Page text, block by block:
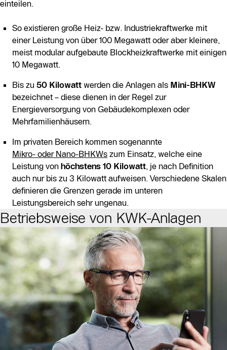
einteilen.
So existieren große Heiz- bzw. Industriekraftwerke mit
einer Leistung von über 100 Megawatt oder aber kleinere,
meist modular aufgebaute Blockheizkraftwerke mit einigen
10 Megawatt.
Bis zu 50 Kilowatt werden die Anlagen als Mini-BHKW
bezeichnet – diese dienen in der Regel zur
Energieversorgung von Gebäudekomplexen oder
Mehrfamilienhäusern.
Im privaten Bereich kommen sogenannte
Mikro- oder Nano-BHKWs zum Einsatz, welche eine
Leistung von höchstens 10 Kilowatt, je nach Definition
auch nur bis zu 3 Kilowatt aufweisen. Verschiedene Skalen
definieren die Grenzen gerade im unteren
Leistungsbereich sehr ungenau.
Betriebsweise von KWK-Anlagen